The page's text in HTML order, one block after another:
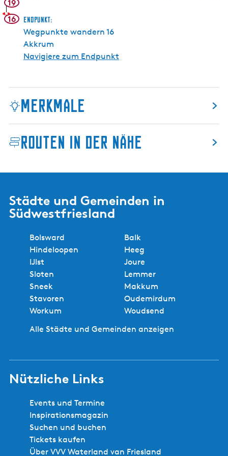
n
g
p
19
16
Endpunkt:
Wegpunkte wandern 16
Akkrum
Navigiere zum Endpunkt
Merkmale
Routen in der Nähe
Städte und Gemeinden in
Südwestfriesland
Bolsward
Balk
Hindeloopen
Heeg
IJlst
Joure
Sloten
Lemmer
Sneek
Makkum
Stavoren
Oudemirdum
Workum
Woudsend
Alle Städte und Gemeinden anzeigen
Nützliche Links
Events und Termine
Inspirationsmagazin
Suchen und buchen
Tickets kaufen
Über VVV Waterland van Friesland